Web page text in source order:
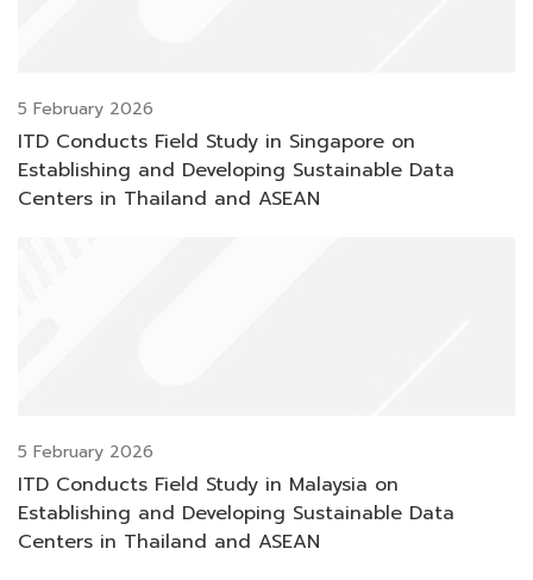
5 February 2026
ITD Conducts Field Study in Singapore on
Establishing and Developing Sustainable Data
Centers in Thailand and ASEAN
5 February 2026
ITD Conducts Field Study in Malaysia on
Establishing and Developing Sustainable Data
Centers in Thailand and ASEAN